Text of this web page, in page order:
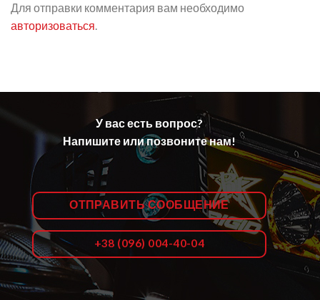
Для отправки комментария вам необходимо
авторизоваться.
У вас есть вопрос?
Напишите или позвоните нам!
ОТПРАВИТЬ СООБЩЕНИЕ
+38 (096) 004-40-04